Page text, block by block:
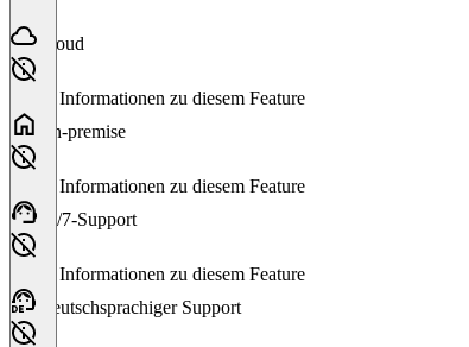
Cloud
Keine Informationen zu diesem Feature
On-premise
Keine Informationen zu diesem Feature
24/7-Support
Keine Informationen zu diesem Feature
Deutschsprachiger Support